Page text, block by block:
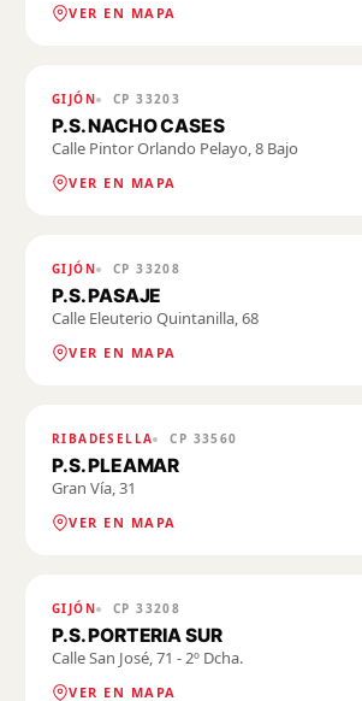
VER EN MAPA
GIJÓN CP33203
P.S. NACHO CASES
Calle Pintor Orlando Pelayo, 8 Bajo
VER EN MAPA
GIJÓN CP33208
P.S. PASAJE
Calle Eleuterio Quintanilla, 68
VER EN MAPA
RIBADESELLA CP 33560
P.S. PLEAMAR
Gran Vía, 31
VER EN MAPA
GIJÓN CP33208
P.S. PORTERIA SUR
Calle San José, 71 - 2º Dcha.
VER EN MAPA